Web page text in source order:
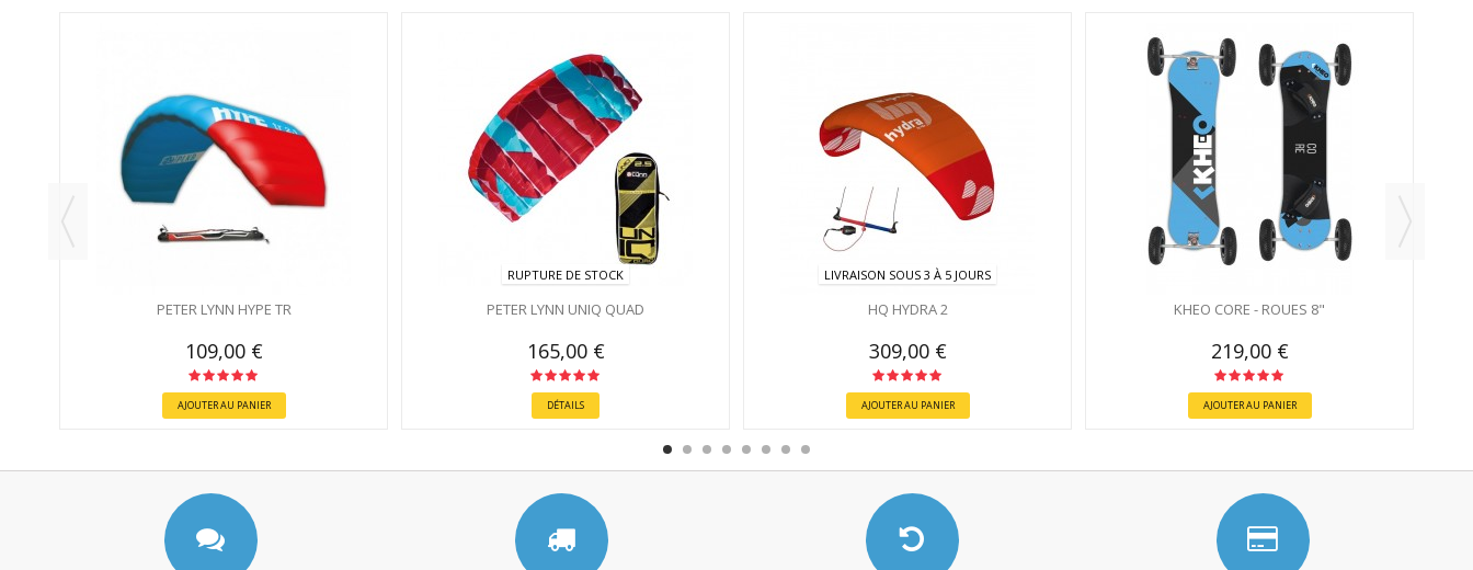
PETER LYNN HYPE TR
109,00 €
AJOUTER AU PANIER
RUPTURE DE STOCK
PETER LYNN UNIQ QUAD
165,00 €
DÉTAILS
LIVRAISON SOUS 3 À 5 JOURS
HQ HYDRA 2
309,00 €
AJOUTER AU PANIER
KHEO CORE - ROUES 8"
219,00 €
AJOUTER AU PANIER